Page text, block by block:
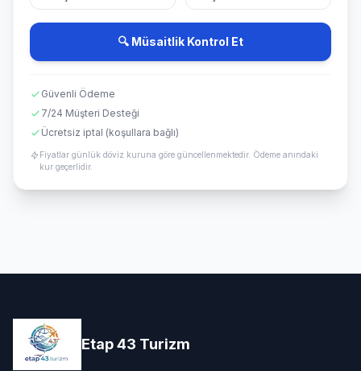
🔍 Müsaitlik Kontrol Et
Güvenli Ödeme
7/24 Müşteri Desteği
Ücretsiz iptal (koşullara bağlı)
Fiyatlar günlük döviz kuruna göre güncellenmektedir. Ödeme anındaki
kur geçerlidir.
Etap 43 Turizm